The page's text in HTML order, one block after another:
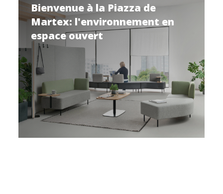
Bienvenue à la Piazza de
Martex: l'environnement en
espace ouvert